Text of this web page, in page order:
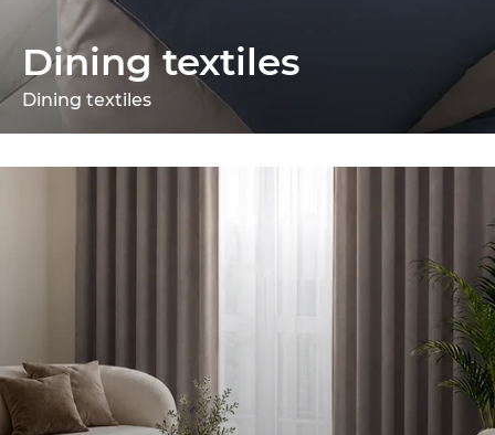
Dining textiles
Dining textiles